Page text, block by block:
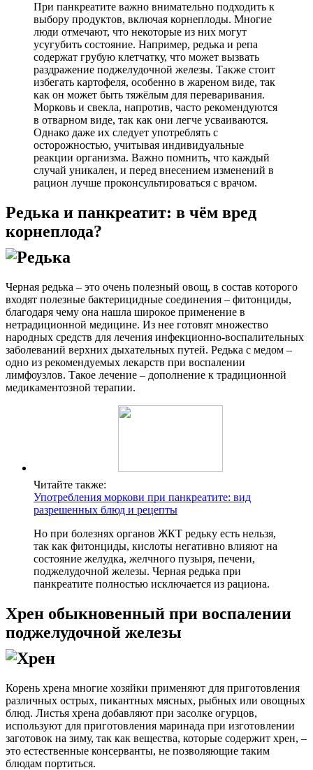
При панкреатите важно внимательно подходить к
выбору продуктов, включая корнеплоды. Многие
люди отмечают, что некоторые из них могут
усугубить состояние. Например, редька и репа
содержат грубую клетчатку, что может вызвать
раздражение поджелудочной железы. Также стоит
избегать картофеля, особенно в жареном виде, так
как он может быть тяжёлым для переваривания.
Морковь и свекла, напротив, часто рекомендуются
в отварном виде, так как они легче усваиваются.
Однако даже их следует употреблять с
осторожностью, учитывая индивидуальные
реакции организма. Важно помнить, что каждый
случай уникален, и перед внесением изменений в
рацион лучше проконсультироваться с врачом.
Редька и панкреатит: в чём вред
корнеплода?
Черная редька – это очень полезный овощ, в состав которого
входят полезные бактерицидные соединения – фитонциды,
благодаря чему она нашла широкое применение в
нетрадиционной медицине. Из нее готовят множество
народных средств для лечения инфекционно-воспалительных
заболеваний верхних дыхательных путей. Редька с медом –
одно из рекомендуемых лекарств при воспалении
лимфоузлов. Такое лечение – дополнение к традиционной
медикаментозной терапии.
Читайте также:
Употребления моркови при панкреатите: вид
разрешенных блюд и рецепты
Но при болезнях органов ЖКТ редьку есть нельзя,
так как фитонциды, кислоты негативно влияют на
состояние желудка, желчного пузыря, печени,
поджелудочной железы. Черная редька при
панкреатите полностью исключается из рациона.
Хрен обыкновенный при воспалении
поджелудочной железы
Корень хрена многие хозяйки применяют для приготовления
различных острых, пикантных мясных, рыбных или овощных
блюд. Листья хрена добавляют при засолке огурцов,
используют для приготовления маринада при изготовлении
заготовок на зиму, так как вещества, которые содержит хрен, –
это естественные консерванты, не позволяющие таким
блюдам портиться.